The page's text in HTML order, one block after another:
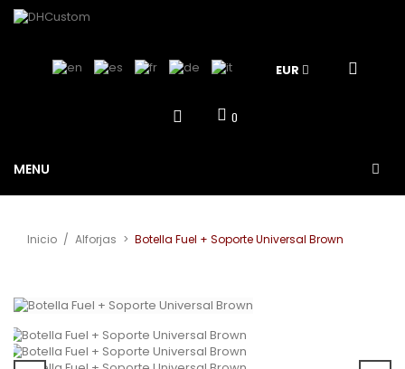
EUR
0
MENU
Inicio / Alforjas > Botella Fuel + Soporte Universal Brown